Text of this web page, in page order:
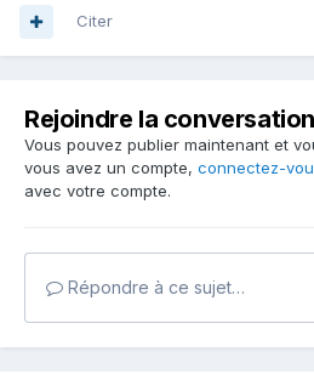
Citer
Rejoindre la conversation
Vous pouvez publier maintenant et
vous avez un compte, connectez-
avec votre compte.
Répondre à ce sujet…